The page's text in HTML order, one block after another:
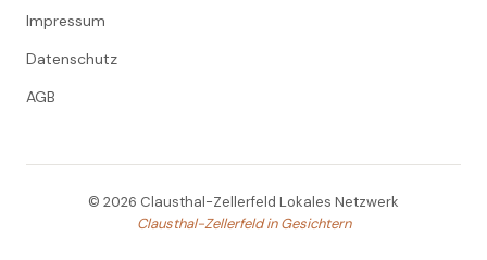
Impressum
Datenschutz
AGB
© 2026 Clausthal-Zellerfeld Lokales Netzwerk
Clausthal-Zellerfeld in Gesichtern